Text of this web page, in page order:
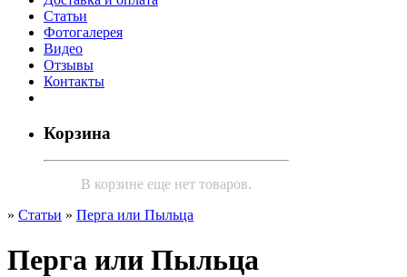
Статьи
Фотогалерея
Видео
Отзывы
Контакты
Корзина
В корзине еще нет товаров.
» Статьи » Перга или Пыльца
Перга или Пыльца